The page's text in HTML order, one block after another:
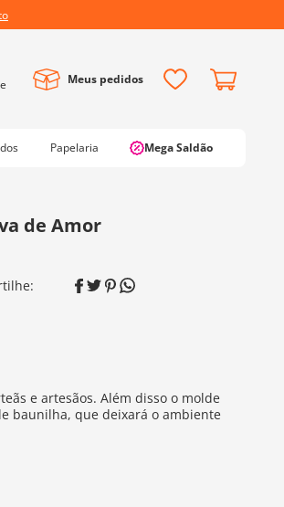
Meus pedidos
Papelaria Mega Saldão
de Amor
e artesãos. Além disso o molde
baunilha, que deixará o ambiente